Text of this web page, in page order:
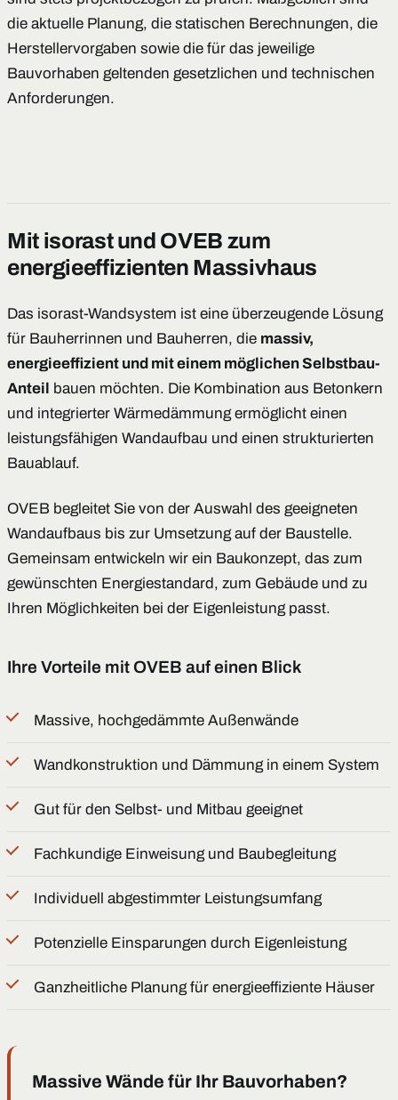
die aktuelle Planung, die statischen Berechnungen, die
Herstellervorgaben sowie die für das jeweilige
Bauvorhaben geltenden gesetzlichen und technischen
Anforderungen.
Mit isorast und OVEB zum
energieeffizienten Massivhaus
Das isorast-Wandsystem ist eine überzeugende Lösung
für Bauherrinnen und Bauherren, die massiv,
energieeffizient und mit einem möglichen Selbstbau-
Anteil
bauen möchten. Die Kombination aus Betonkern
und integrierter Wärmedämmung ermöglicht einen
leistungsfähigen Wandaufbau und einen strukturierten
Bauablauf.
OVEB begleitet Sie von der Auswahl des geeigneten
Wandaufbaus bis zur Umsetzung auf der Baustelle.
Gemeinsam entwickeln wir ein Baukonzept, das zum
gewünschten Energiestandard, zum Gebäude und zu
Ihren Möglichkeiten bei der Eigenleistung passt.
Ihre Vorteile mit OVEB auf einen Blick
Massive, hochgedämmte Außenwände
Wandkonstruktion und Dämmung in einem System
Gut für den Selbst- und Mitbau geeignet
Fachkundige Einweisung und Baubegleitung
Individuell abgestimmter Leistungsumfang
Potenzielle Einsparungen durch Eigenleistung
Ganzheitliche Planung für energieeffiziente Häuser
Massive Wände für Ihr Bauvorhaben?